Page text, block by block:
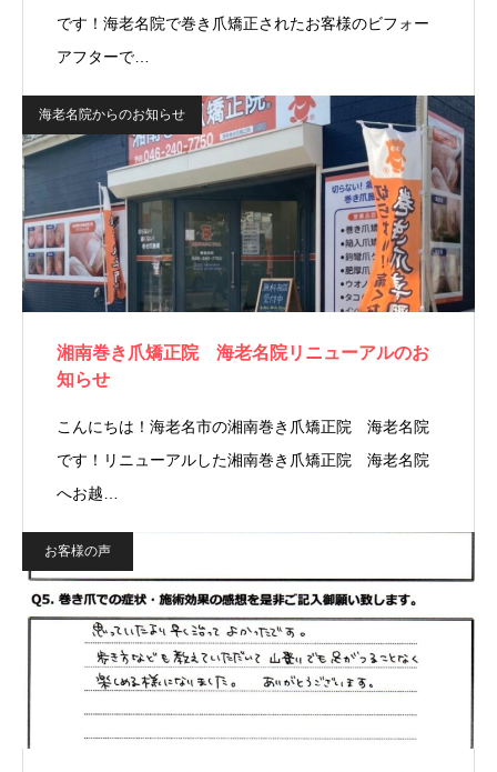
です！海老名院で巻き爪矯正されたお客様のビフォー
アフターで…
海老名院からのお知らせ
湘南巻き爪矯正院 海老名院リニューアルのお
知らせ
こんにちは！海老名市の湘南巻き爪矯正院 海老名院
です！リニューアルした湘南巻き爪矯正院 海老名院
へお越…
お客様の声